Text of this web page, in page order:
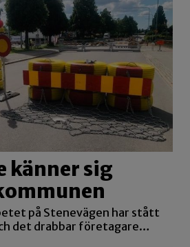
känner sig
på Stenevägen har stått
det drabbar företagare…